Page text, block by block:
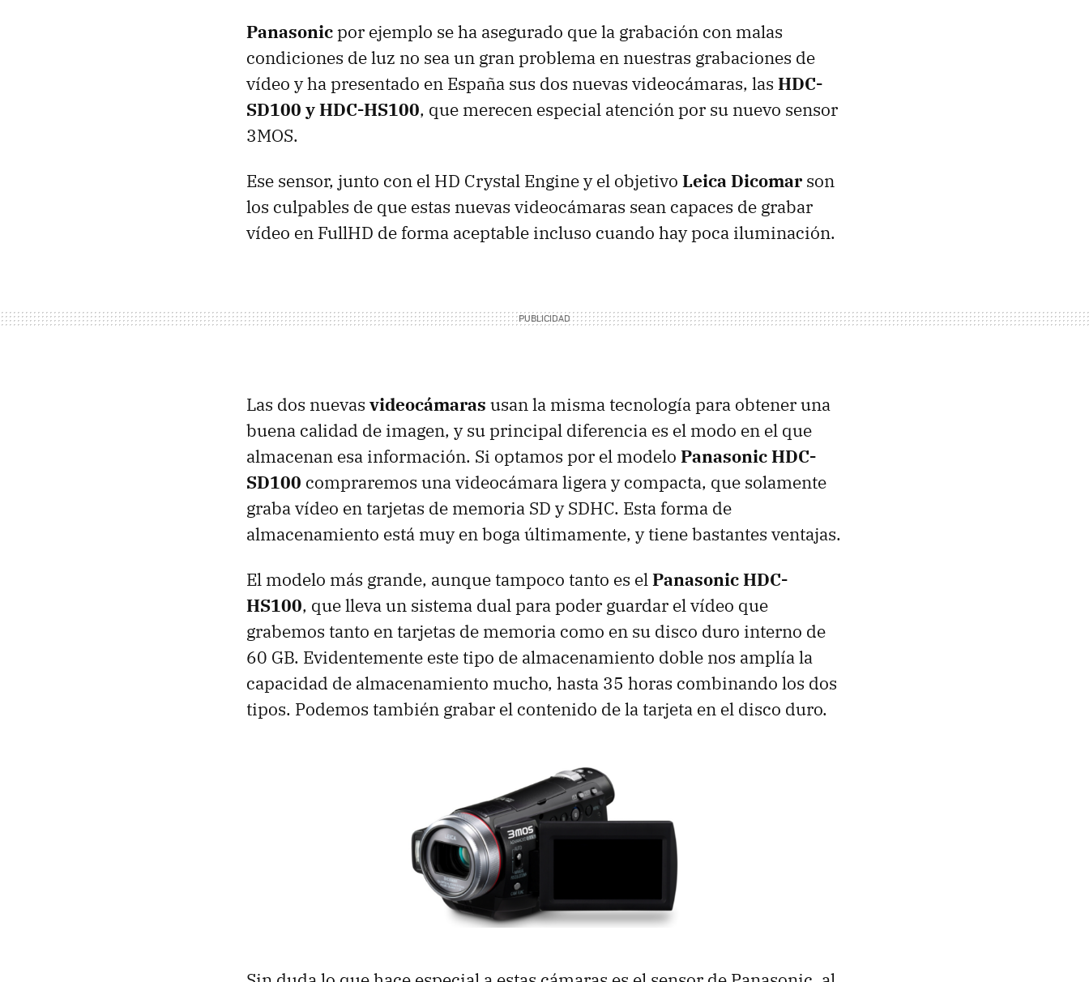
Panasonicpor ejemplo se ha asegurado que la grabación con malas
condiciones de luz no sea un gran problema en nuestras grabaciones de
vídeo y ha presentado en España sus dos nuevas videocámaras, las HDC-
SD100 y HDC-HS100, que merecen especial atención por su nuevo sensor
3MOS.
Ese sensor, junto con el HD Crystal Engine y el objetivo Leica Dicomar son
los culpables de que estas nuevas videocámaras sean capaces de grabar
vídeo en FullHD de forma aceptable incluso cuando hay poca iluminación.
Las dos nuevas videocámaras usan la misma tecnología para obtener una
buena calidad de imagen, y su principal diferencia es el modo en el que
almacenan esa información. Si optamos por el modelo Panasonic HDC-
SD100 compraremos una videocámara ligera y compacta, que solamente
graba vídeo en tarjetas de memoria SD y SDHC. Esta forma de
almacenamiento está muy en boga últimamente, y tiene bastantes ventajas.
El modelo más grande, aunque tampoco tanto es elPanasonic HDC-
HS100, que lleva un sistema dual para poder guardar el vídeo que
grabemos tanto en tarjetas de memoria como en su disco duro interno de
60 GB. Evidentemente este tipo de almacenamiento doble nos amplía la
capacidad de almacenamiento mucho, hasta 35 horas combinando los dos
tipos. Podemos también grabar el contenido de la tarjeta en el disco duro.